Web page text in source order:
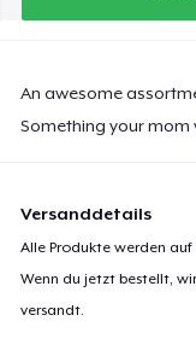
An awesome
Something your mom
Versanddetails
Alle Produkte werden
Wenn du jetzt bestellt,
versandt.